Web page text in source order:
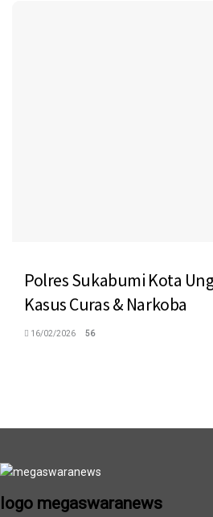
Polres Sukabumi Kota
Kasus Curas & Narkoba
16/02/2026 56
logo megaswaranews